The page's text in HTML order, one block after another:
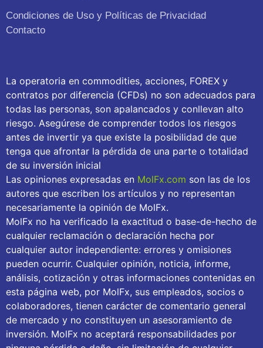
Condiciones de Uso y Políticas de Privacidad
Contacto
La operatoria en commodities, acciones, FOREX y
contratos por diferencia (CFDs) no son adecuados para
todas las personas, son apalancados y conllevan alto
riesgo. Asegúrese de comprender todos los riesgos
antes de invertir ya que existe la posibilidad de que
tenga que afrontar la pérdida de una parte o totalidad
de su inversión inicial
Las opiniones expresadas en MolFx.com son las de los
autores que escriben los artículos y no representan
necesariamente la opinión de MolFx.
MolFx no ha verificado la exactitud o base-de-hecho de
cualquier reclamación o declaración hecha por
cualquier autor independiente: errores y omisiones
pueden ocurrir. Cualquier opinión, noticia, informe,
análisis, cotización y otras informaciones contenidas en
esta página web, por MolFx, sus empleados, socios o
colaboradores, tienen carácter de comentario general
de mercado y no constituyen un asesoramiento de
inversión. MolFx no aceptará responsabilidades por